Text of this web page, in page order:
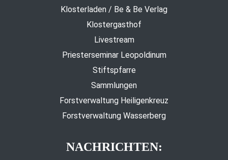
Klosterladen / Be & Be Verlag
Klostergasthof
Livestream
Priesterseminar Leopoldinum
Stiftspfarre
Sammlungen
Forstverwaltung Heiligenkreuz
Forstverwaltung Wasserberg
NACHRICHTEN: